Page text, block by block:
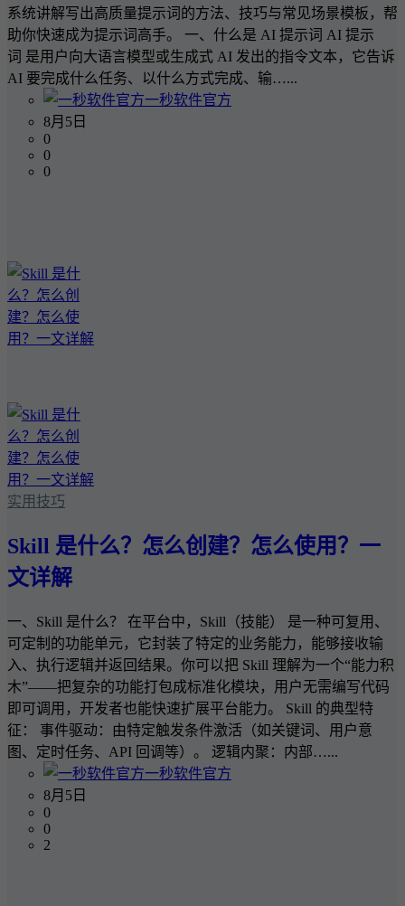
系统讲解写出高质量提示词的方法、技巧与常见场景模板，帮
助你快速成为提示词高手。 一、什么是 AI 提示词 AI 提示
词 是用户向大语言模型或生成式 AI 发出的指令文本，它告诉
AI 要完成什么任务、以什么方式完成、输…...
一秒软件官方
8月5日
0
0
0
实用技巧
Skill 是什么？怎么创建？怎么使用？一
文详解
一、Skill 是什么？ 在平台中，Skill（技能） 是一种可复用、
可定制的功能单元，它封装了特定的业务能力，能够接收输
入、执行逻辑并返回结果。你可以把 Skill 理解为一个“能力积
木”——把复杂的功能打包成标准化模块，用户无需编写代码
即可调用，开发者也能快速扩展平台能力。 Skill 的典型特
征： 事件驱动：由特定触发条件激活（如关键词、用户意
图、定时任务、API 回调等）。 逻辑内聚：内部…...
一秒软件官方
8月5日
0
0
2